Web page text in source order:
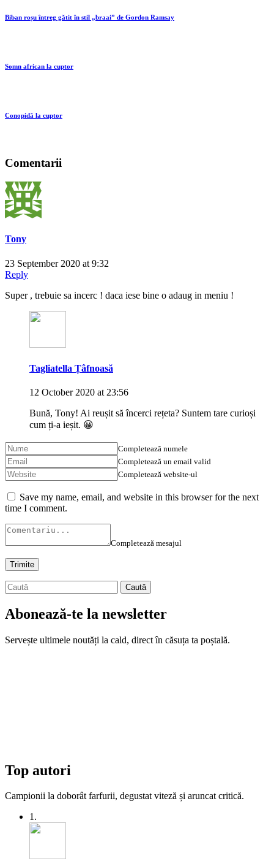
Biban roșu întreg gătit în stil „braai” de Gordon Ramsay
Somn african la cuptor
Conopidă la cuptor
Comentarii
Tony
23 September 2020 at 9:32
Reply
Super , trebuie sa incerc ! daca iese bine o adaug in meniu !
Tagliatella Țâfnoasă
12 October 2020 at 23:56
Bună, Tony! Ai reușit să încerci rețeta? Suntem tare curioși
cum ți-a ieșit. 😀
Completează numele
Completează un email valid
Completează website-ul
Save my name, email, and website in this browser for the next
time I comment.
Completează mesajul
Abonează-te la newsletter
Servește ultimele noutăți la cald, direct în căsuța ta poștală.
Top autori
Campionii la doborât farfurii, degustat viteză și aruncat critică.
1.